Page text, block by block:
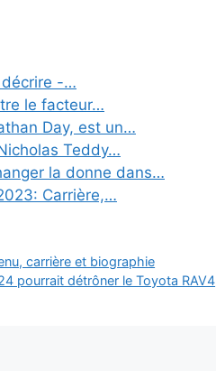
décrire -…
le facteur…
Day, est un…
Teddy…
la donne dans…
Carrière,…
carrière et biographie
pourrait détrôner le Toyota RAV4